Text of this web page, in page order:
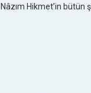
Nâzım Hikmet’in bütün